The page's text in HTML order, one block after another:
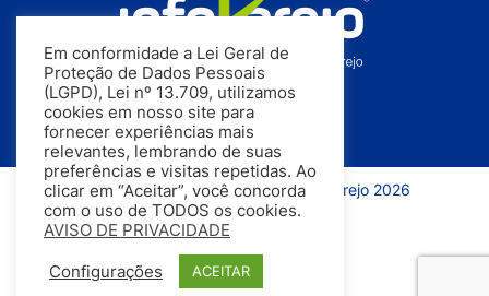
Todos os direitos reservados | InfoVarejo 2026
Em conformidade a Lei Geral de
Proteção de Dados Pessoais
(LGPD), Lei nº 13.709, utilizamos
cookies em nosso site para
fornecer experiências mais
relevantes, lembrando de suas
preferências e visitas repetidas. Ao
clicar em “Aceitar”, você concorda
com o uso de TODOS os cookies.
AVISO DE PRIVACIDADE
Configurações ACEITAR